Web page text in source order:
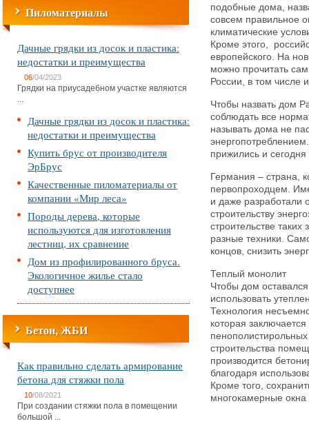
Пиломатериалы
Дачные грядки из досок и пластика:
недостатки и преимущества
06/04/2023
Грядки на приусадебном участке являются
...
Дачные грядки из досок и пластика:
недостатки и преимущества
Купить брус от производителя
ЭрБрус
Качественные пиломатериалы от
компании «Мир леса»
Породы дерева, которые
используются для изготовления
лестниц, их сравнение
Дом из профилированного бруса.
Экологичное жилье стало
доступнее
Бетон, ЖБИ
Как правильно сделать армирование
бетона для стяжки пола
10/08/2021
При создании стяжки пола в помещении
большой ...
подобные дома,
совсем правильное
климатические
Кроме этого,
европейского. На
можно прочитать
России, в том числе
Чтобы назвать дом
соблюдать все
называть дома не
прижились и
Германия – страна,
первопроходцем.
и даже разработали
строительству
строительстве
разные техники.
концов, снизить
Теплый монолит
Чтобы дом
использовать
Технология
которая
строительства
производится
благодаря
Кроме того,
многокамерные